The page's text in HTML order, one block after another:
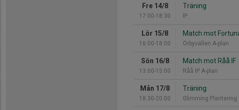
Fre 14/8
17:00-18:30
Träning
IP
Lör 15/8
16:00-18:00
Match mot
Örbyvallen A-plan
Sön 16/8
13:00-15:00
Match mot Råå IF
Råå IP A-plan
Mån 17/8
18:30-20:00
Träning
Glimming Plantering